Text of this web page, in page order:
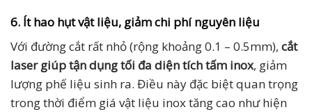
6. Ít hao hụt vật liệu, giảm chi phí nguyên liệu
Với đường cắt rất nhỏ (rộng khoảng 0.1 – 0.5mm), cắt
laser giúp tận dụng tối đa diện tích tấm inox, giảm
lượng phế liệu sinh ra. Điều này đặc biệt quan trọng
trong thời điểm giá vật liệu inox tăng cao như hiện